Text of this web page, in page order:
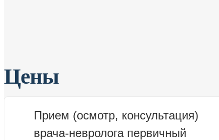
Цены
Прием (осмотр, консультация)
врача-невролога первичный